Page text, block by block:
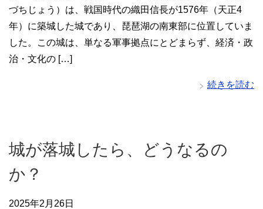
づちじょう）は、戦国時代の織田信長が1576年（天正4
年）に築城した城であり、琵琶湖の南東部に位置していま
した。この城は、単なる軍事拠点にとどまらず、経済・政
治・文化の […]
続きを読む
城が落城したら、どうなるの
か？
2025年2月26日